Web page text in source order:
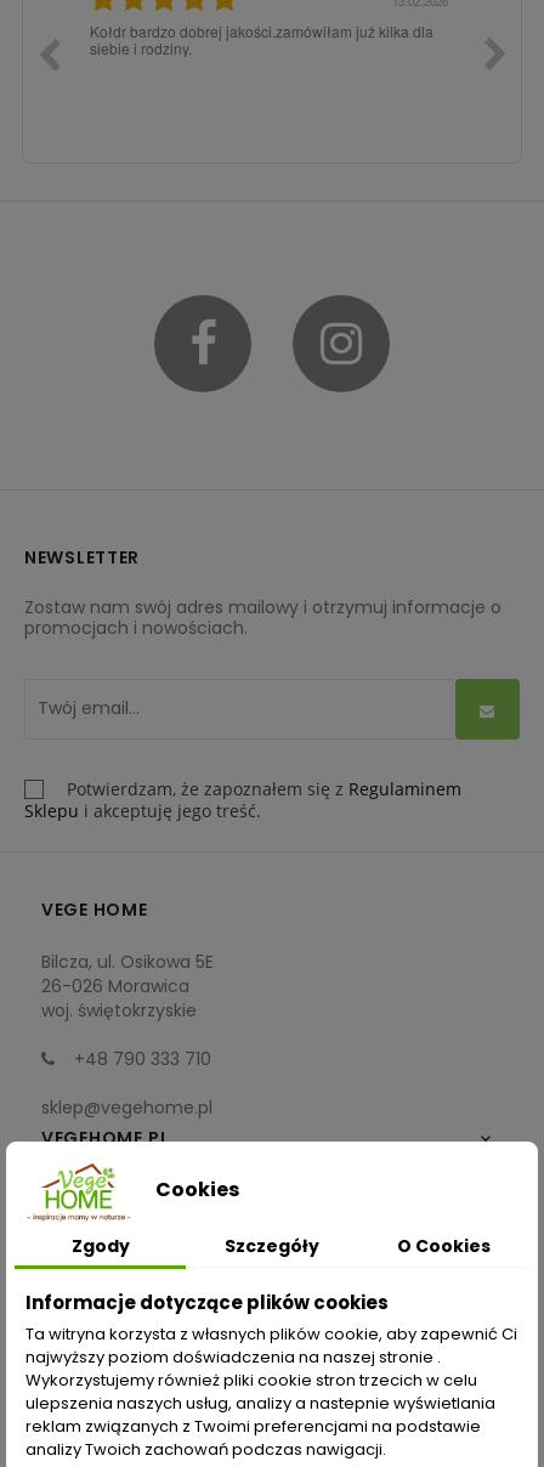
Zawsze było super pod każdym względem, dlatego
chętnie tutaj wracam.
Facebook
NEWSLETTER
Zostaw nam swój adres mailowy i otrzymuj informacje o
promocjach i nowościach.
Potwierdzam, że zapoznałem się z Regulaminem
Sklepu i akceptuję jego treść.
VEGE HOME
Bilcza, ul. Osikowa 5E
26-026 Morawica
woj. świętokrzyskie
+48 790 333 710
sklep@vegehome.pl
VEGEHOME.PL

INFORMACJE
ZAKUPY
Moje konto
Opcje dostawy
Metody płatności
Cookies
Zgody Szczegóły O Cookies
Informacje dotyczące plików cookies
Ta witryna korzysta z własnych plików cookie, aby zapewnić Ci
najwyższy poziom doświadczenia na naszej stronie .
Wykorzystujemy również pliki cookie stron trzecich w celu
ulepszenia naszych usług, analizy a nastepnie wyświetlania
reklam związanych z Twoimi preferencjami na podstawie
analizy Twoich zachowań podczas nawigacji.